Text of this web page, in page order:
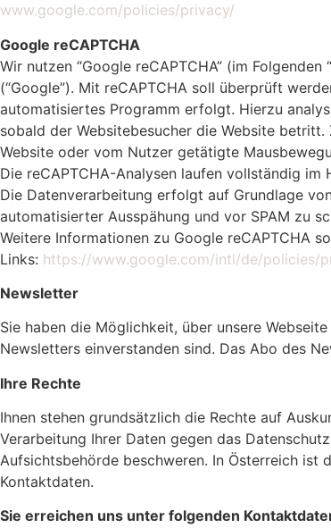
www.google.com/policies/privacy/
Google reCAPTCHA
Wir nutzen “Google reCAPTCHA” (im
(“Google”). Mit reCAPTCHA soll überprüft
automatisiertes Programm erfolgt. Hierzu
sobald der Websitebesucher die Website
Website oder vom Nutzer getätigte
Die reCAPTCHA-Analysen laufen vollständig
Die Datenverarbeitung erfolgt auf Grundlage
automatisierter Ausspähung und vor SPAM zu
Weitere Informationen zu Google reCAPTCHA
Links: https://www.google.com/intl/de/policies/
Newsletter
Sie haben die Möglichkeit, über unsere
Newsletters einverstanden sind. Das Abo des
Ihre Rechte
Ihnen stehen grundsätzlich die Rechte auf
Verarbeitung Ihrer Daten gegen das
Aufsichtsbehörde beschweren. In Österreich ist
Kontaktdaten.
Sie erreichen uns unter folgenden